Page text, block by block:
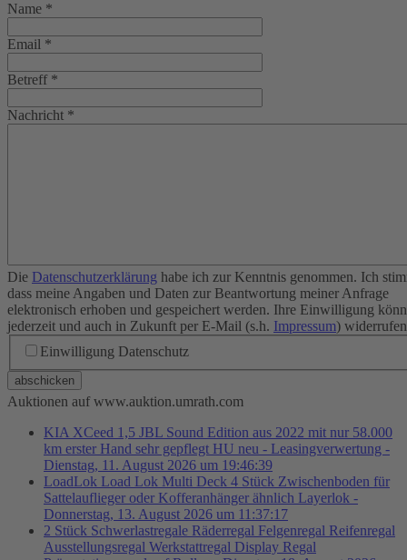
Name *
Email *
Betreff *
Nachricht *
Die Datenschutzerklärung habe ich zur Kenntnis genommen. Ich
dass meine Angaben und Daten zur Beantwortung meiner Anfrage
elektronisch erhoben und gespeichert werden. Ihre Einwilligung
jederzeit und auch in Zukunft per E-Mail (s.h. Impressum)
Einwilligung Datenschutz
abschicken
Auktionen auf www.auktion.umrath.com
KIA XCeed 1,5 JBL Sound Edition aus 2022 mit nur 58.000
km erster Hand sehr gepflegt HU neu - Leasingverwertung -
Dienstag, 11. August 2026 um 19:46:39
LoadLok Load Lok Multi Deck 4 Stück Zwischenboden für
Sattelauflieger oder Kofferanhänger ähnlich Layerlok -
Donnerstag, 13. August 2026 um 11:37:17
2 Stück Schwerlastregale Räderregal Felgenregal Reifenregal
Ausstellungsregal Werkstattregal Display Regal